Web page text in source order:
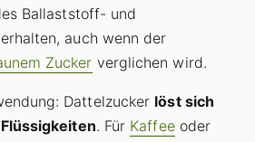
Ballaststoff- und
auch wenn der
Zucker verglichen wird.
Dattelzucker löst sich
. Für Kaffeeoder